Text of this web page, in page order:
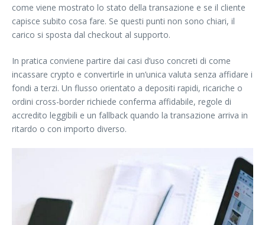
come viene mostrato lo stato della transazione e se il cliente
capisce subito cosa fare. Se questi punti non sono chiari, il
carico si sposta dal checkout al supporto.
In pratica conviene partire dai casi d’uso concreti di come
incassare crypto e convertirle in un’unica valuta senza affidare i
fondi a terzi. Un flusso orientato a depositi rapidi, ricariche o
ordini cross-border richiede conferma affidabile, regole di
accredito leggibili e un fallback quando la transazione arriva in
ritardo o con importo diverso.